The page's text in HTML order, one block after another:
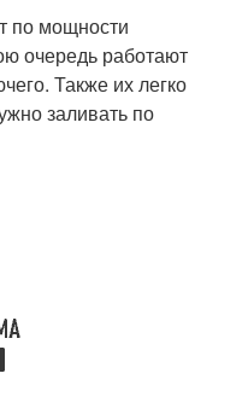
по мощности
очередь работают
Также их легко
заливать по